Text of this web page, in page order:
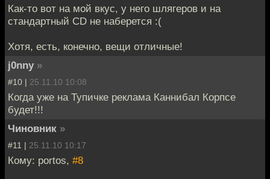
Как-то вот на мой вкус, у него шлягеров и на
стандартный CD не наберется :(
Хотя, есть, конечно, вещи отличные!
j0nny »
#10 | 25.11.10 10:08
Когда уже на Тупичке реклама Каннибал Корпсе
будет!!!
Чиновник »
#11 | 25.11.10 10:17
Кому: portos, #8